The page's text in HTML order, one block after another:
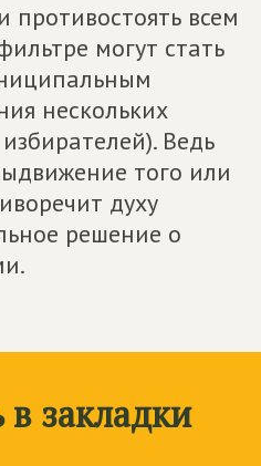
всем
могут стать
нескольких
Ведь
того или
духу
решение о
в закладки